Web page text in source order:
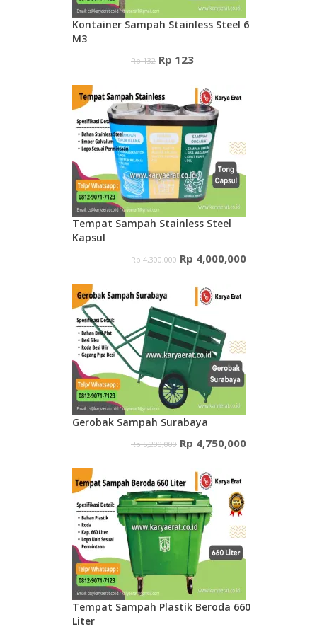
Kontainer Sampah Stainless Steel 6
M3
Rp132 Harga
adalah:
Rp 132.
Rp 123Harga
ini
adalah:
Rp 123.
Tempat Sampah Stainless Steel
Kapsul
Rp4,300,000 Harga
adalah:
Rp 4,300,000.
Rp 4,000,000Harga
Gerobak Sampah Surabaya
Rp5,200,000 Harga
adalah:
Rp 5,200,000.
Rp 4,750,000Harga
Tempat Sampah Plastik Beroda 660
Liter